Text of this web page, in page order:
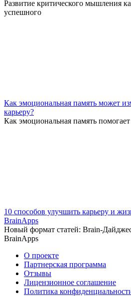
Развитие критического мышления
успешного
Как эмоциональная память может
карьеру?
Как эмоциональная память
10 способов улучшить карьеру и
BrainApps
Новый формат статей: Brain-
BrainApps
О проекте
Партнерская программа
Отзывы
Лицензионное соглашение
Политика